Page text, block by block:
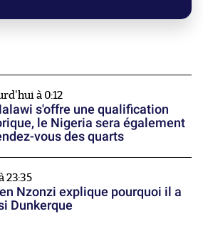
à 0:12
s'offre une qualification
le Nigeria sera également
vous des quarts
23:35
Nzonzi explique pourquoi il a
Dunkerque